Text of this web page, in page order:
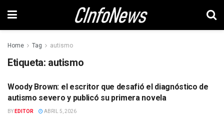
Home Tag autismo
Etiqueta: autismo
CULTURA
Woody Brown: el escritor que desafió el diagnóstico de
autismo severo y publicó su primera novela
BY EDITOR ABRIL 5, 2026